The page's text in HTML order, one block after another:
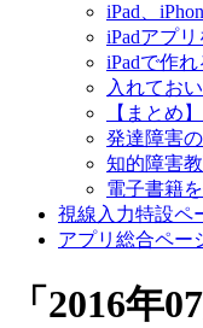
iPad、
iPadアプ
iPadで作
入れてお
【まとめ
発達障害
知的障害
電子書籍
視線入力特設ペ
アプリ総合ペー
「 2016年